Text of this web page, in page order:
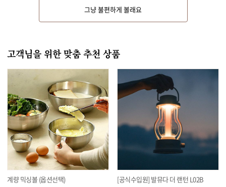
달군 팬에 빵을 올려 바삭하게 구워주세요.
그냥 불편하게 볼래요
고객님을 위한 맞춤 추천 상품
계량 믹싱볼 (옵션선택)
[공식수입원] 발뮤다 더 랜턴 L02B